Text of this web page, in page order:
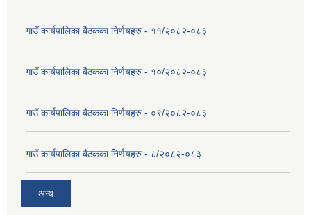
गाउँ कार्यपालिका बैठकका निर्णयहरु - ११/२०८२-०८३
गाउँ कार्यपालिका बैठकका निर्णयहरु - १०/२०८२-०८३
गाउँ कार्यपालिका बैठकका निर्णयहरु - ०९/२०८२-०८३
गाउँ कार्यपालिका बैठकका निर्णयहरु - ८/२०८२-०८३
अन्य